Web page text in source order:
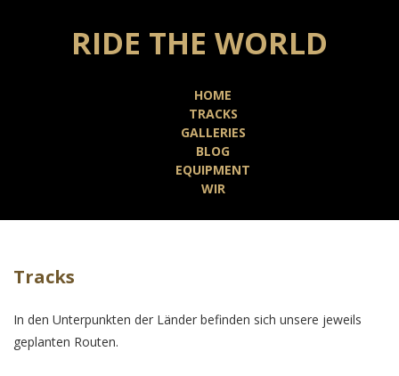
RIDE THE WORLD
HOME
TRACKS
GALLERIES
BLOG
EQUIPMENT
WIR
Tracks
In den Unterpunkten der Länder befinden sich unsere jeweils
geplanten Routen.